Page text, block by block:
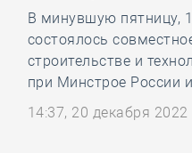
В минувшую пятницу,
состоялось
строительстве и
при Минстрое России
14:37, 20 декабря 2022